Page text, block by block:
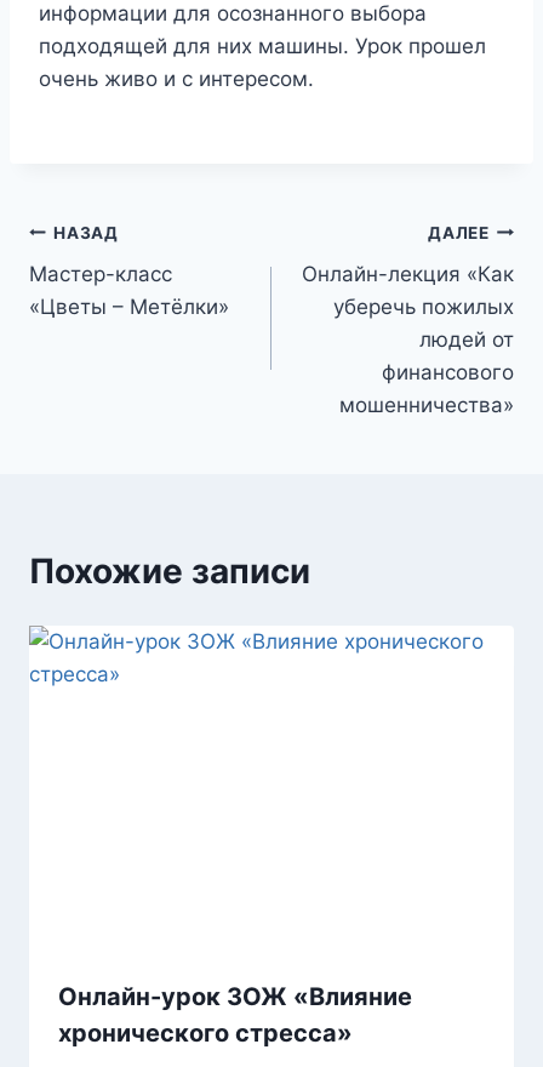
информации для осознанного выбора
подходящей для них машины. Урок прошел
очень живо и с интересом.
Навигация
по
НАЗАД
Мастер-класс
«Цветы – Метёлки»
ДАЛЕЕ
Онлайн-лекция «Как
уберечь пожилых
людей от
финансового
мошенничества»
Похожие записи
Онлайн-урок ЗОЖ «Влияние
хронического стресса»